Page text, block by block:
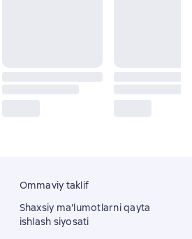
Ommaviy taklif
Shaxsiy ma'lumotlarni qayta
ishlash siyosati